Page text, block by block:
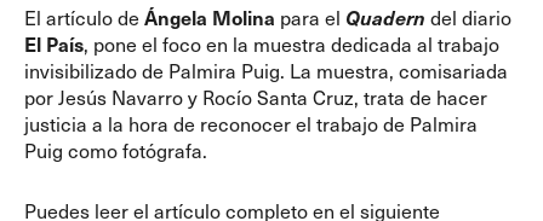
El artículo de Ángela Molina para el Quadern del diario
El País, pone el foco en la muestra dedicada al trabajo
invisibilizado de Palmira Puig. La muestra, comisariada
por Jesús Navarro y Rocío Santa Cruz, trata de hacer
justicia a la hora de reconocer el trabajo de Palmira
Puig como fotógrafa.
Puedes leer el artículo completo en el siguiente